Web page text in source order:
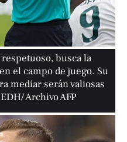
busca la
el campo de juego. Su
mediar serán valiosas
Archivo AFP